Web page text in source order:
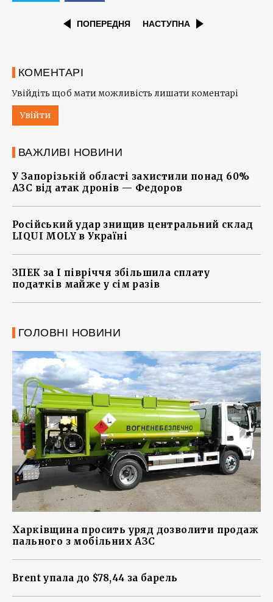
ПОПЕРЕДНЯ НАСТУПНА
КОМЕНТАРІ
Увійдіть щоб мати можливість лишати коментарі
Увійти
ВАЖЛИВІ НОВИНИ
У Запорізькій області захистили понад 60%
АЗС від атак дронів — Федоров
Російський удар знищив центральний склад
LIQUI MOLY в Україні
ЗПЕК за І півріччя збільшила сплату
податків майже у сім разів
ГОЛОВНІ НОВИНИ
Харківщина просить уряд дозволити продаж
пального з мобільних АЗС
Brent упала до $78,44 за барель